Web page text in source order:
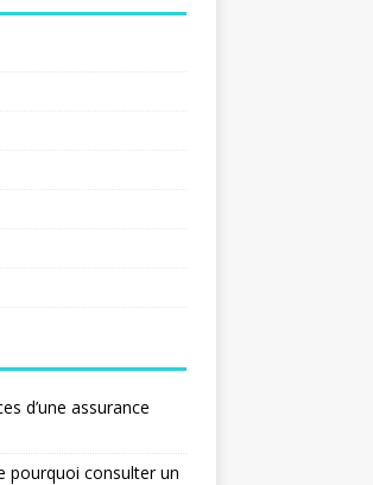
d’une assurance
pourquoi consulter un